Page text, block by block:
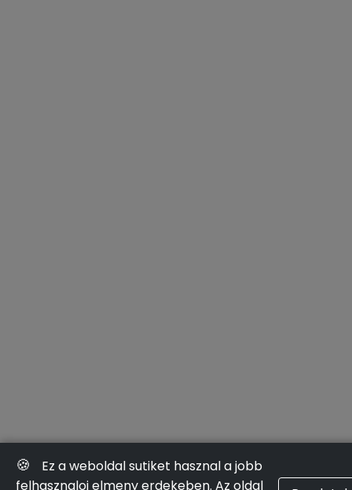
🍪
Ez a weboldal sutiket hasznal a jobb
felhasznaloi elmeny erdekeben. Az oldal